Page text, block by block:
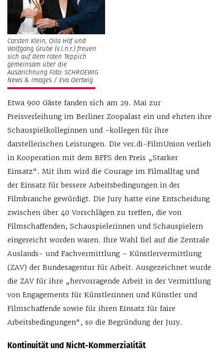
Carsten Klein, Olla Höf und
Wolfgang Grube (v.l.n.r.) freuen
sich auf dem roten Teppich
gemeinsam über die
Auszeichnung Foto: SCHROEWIG
News & Images / Eva Oertwig
Etwa 900 Gäste fanden sich am 29. Mai zur
Preisverleihung im Berliner Zoopalast ein und ehrten ihre
Schauspielkolleginnen und -kollegen für ihre
darstellerischen Leistungen. Die ver.di-FilmUnion verlieh
in Kooperation mit dem BFFS den Preis „Starker
Einsatz“. Mit ihm wird die Courage im Filmalltag und
der Einsatz für bessere Arbeitsbedingungen in der
Filmbranche gewürdigt. Die Jury hatte eine Entscheidung
zwischen über 40 Vorschlägen zu treffen, die von
Filmschaffenden, Schauspielerinnen und Schauspielern
eingereicht worden waren. Ihre Wahl fiel auf die Zentrale
Auslands- und Fachvermittlung – Künstlervermittlung
(ZAV) der Bundesagentur für Arbeit. Ausgezeichnet wurde
die ZAV für ihre „hervorragende Arbeit in der Vermittlung
von Engagements für Künstlerinnen und Künstler und
Filmschaffende sowie für ihren Einsatz für faire
Arbeitsbedingungen“, so die Begründung der Jury.
Kontinuität und Nicht-Kommerzialität